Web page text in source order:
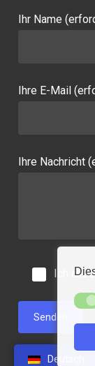
Ihr Name
Ihre E-Mail
Ihre Nachricht
Ich
Deutsch